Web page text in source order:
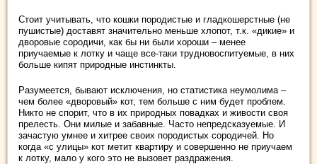
Стоит учитывать, что кошки породистые и гладкошерстные (не
пушистые) доставят значительно меньше хлопот, т.к. «дикие» и
дворовые сородичи, как бы ни были хороши – менее
приучаемые к лотку и чаще все-таки трудновоспитуемые, в них
больше кипят природные инстинкты.
Разумеется, бывают исключения, но статистика неумолима –
чем более «дворовый» кот, тем больше с ним будет проблем.
Никто не спорит, что в их природных повадках и живости своя
прелесть. Они милые и забавные. Часто непредсказуемые. И
зачастую умнее и хитрее своих породистых сородичей. Но
когда «с улицы» кот метит квартиру и совершенно не приучаем
к лотку, мало у кого это не вызовет раздражения.